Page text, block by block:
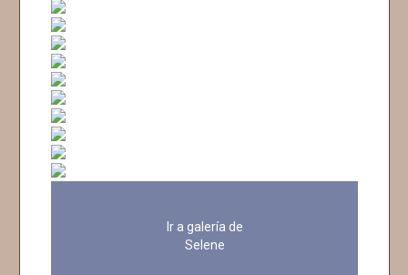
Ir a galería de
Selene